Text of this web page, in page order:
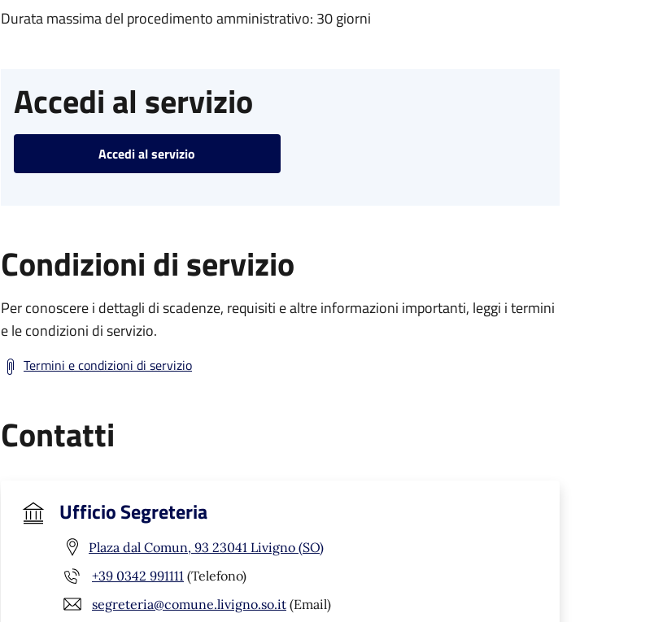
Durata massima del procedimento amministrativo: 30 giorni
Accedi al servizio
Accedi al servizio
Condizioni di servizio
Per conoscere i dettagli di scadenze, requisiti e altre informazioni importanti, leggi i termini
e le condizioni di servizio.
Termini e condizioni di servizio
Contatti
Ufficio Segreteria
Plaza dal Comun, 93 23041 Livigno (SO)
+39 0342 991111 (Telefono)
segreteria@comune.livigno.so.it (Email)